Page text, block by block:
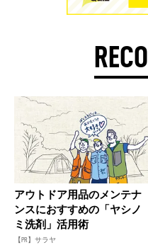
アウトドア用品のメンテナ
ンスにおすすめの「ヤシノ
ミ洗剤」活用術
【PR】サラヤ